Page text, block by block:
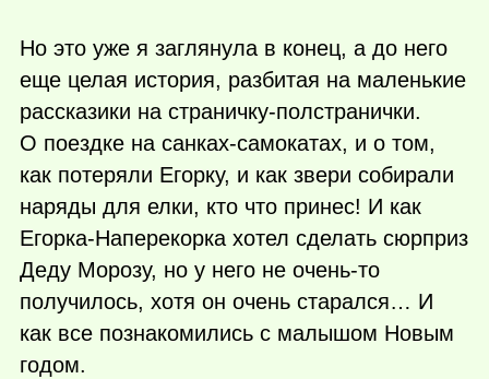
Но это уже я заглянула в конец, а до него
еще целая история, разбитая на маленькие
рассказики на страничку-полстранички.
О поездке на санках-самокатах, и о том,
как потеряли Егорку, и как звери собирали
наряды для елки, кто что принес! И как
Егорка-Наперекорка хотел сделать сюрприз
Деду Морозу, но у него не очень-то
получилось, хотя он очень старался… И
как все познакомились с малышом Новым
годом.